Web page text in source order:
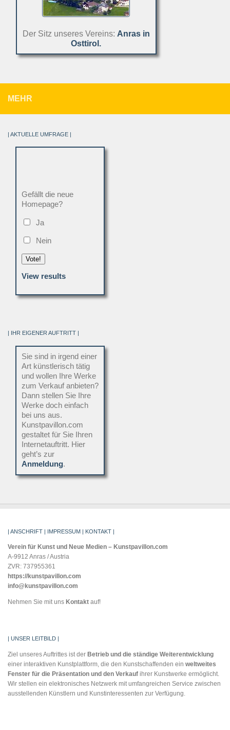
Der Sitz unseres Vereins: Anras in
Osttirol.
MEHR
| AKTUELLE UMFRAGE |
Gefällt die neue
Homepage?
Ja
Nein
Vote!
View results
| IHR EIGENER AUFTRITT |
Sie sind in irgend einer
Art künstlerisch tätig
und wollen Ihre Werke
zum Verkauf anbieten?
Dann stellen Sie Ihre
Werke doch einfach
bei uns aus.
Kunstpavillon.com
gestaltet für Sie Ihren
Internetauftritt. Hier
geht’s zur
Anmeldung.
| ANSCHRIFT | IMPRESSUM | KONTAKT |
Verein für Kunst und Neue Medien – Kunstpavillon.com
A-9912 Anras / Austria
ZVR: 737955361
https://kunstpavillon.com
info@kunstpavillon.com
Nehmen Sie mit uns Kontakt auf!
| UNSER LEITBILD |
Ziel unseres Auftrittes ist der Betrieb und die ständige Weiterentwicklung
einer interaktiven Kunstplattform, die den Kunstschaffenden ein weltweites
Fenster für die Präsentation und den Verkauf ihrer Kunstwerke ermöglicht.
Wir stellen ein elektronisches Netzwerk mit umfangreichen Service zwischen
ausstellenden Künstlern und Kunstinteressenten zur Verfügung.